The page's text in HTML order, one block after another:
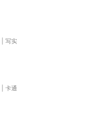
写实
卡通